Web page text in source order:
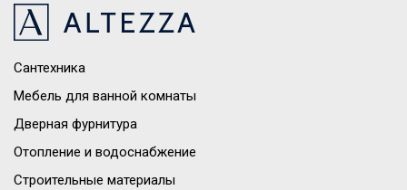
Сантехника
Мебель для ванной комнаты
Дверная фурнитура
Отопление и водоснабжение
Строительные материалы